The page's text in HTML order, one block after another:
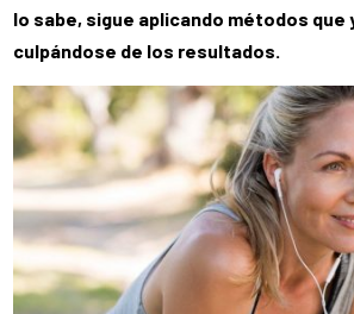
lo sabe, sigue aplicando métodos que
culpándose de los resultados.